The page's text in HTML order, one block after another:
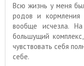
Всю жизнь у меня
родов и
вообще исчезла.
большущий
чувствовать себя
себе.